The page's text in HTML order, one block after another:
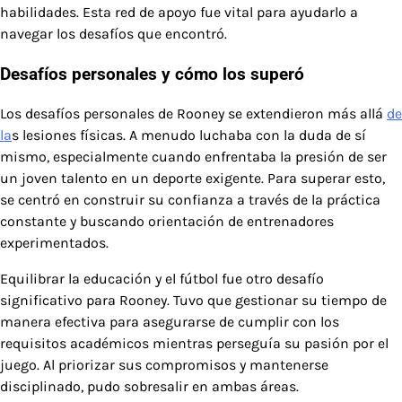
habilidades. Esta red de apoyo fue vital para ayudarlo a
navegar los desafíos que encontró.
Desafíos personales y cómo los superó
Los desafíos personales de Rooney se extendieron más allá de
las lesiones físicas. A menudo luchaba con la duda de sí
mismo, especialmente cuando enfrentaba la presión de ser
un joven talento en un deporte exigente. Para superar esto,
se centró en construir su confianza a través de la práctica
constante y buscando orientación de entrenadores
experimentados.
Equilibrar la educación y el fútbol fue otro desafío
significativo para Rooney. Tuvo que gestionar su tiempo de
manera efectiva para asegurarse de cumplir con los
requisitos académicos mientras perseguía su pasión por el
juego. Al priorizar sus compromisos y mantenerse
disciplinado, pudo sobresalir en ambas áreas.